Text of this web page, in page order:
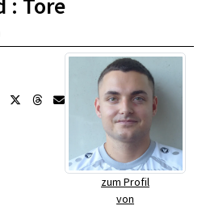
zum Profil
von